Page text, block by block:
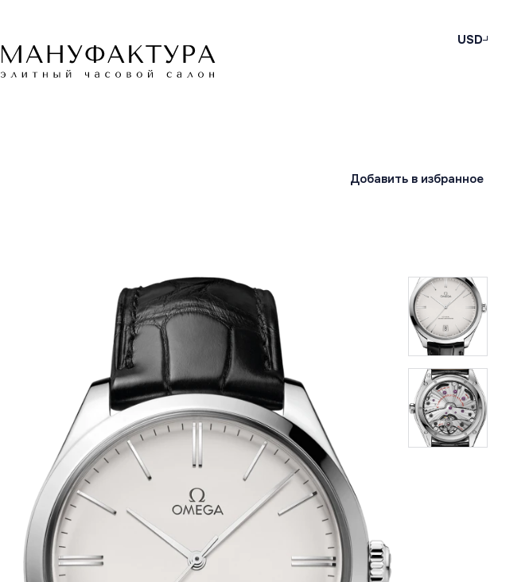
USD
Добавить в избранное